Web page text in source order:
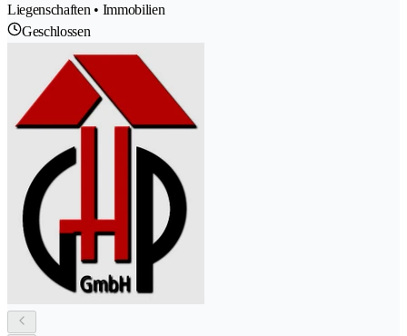
Liegenschaften • Immobilien
Geschlossen